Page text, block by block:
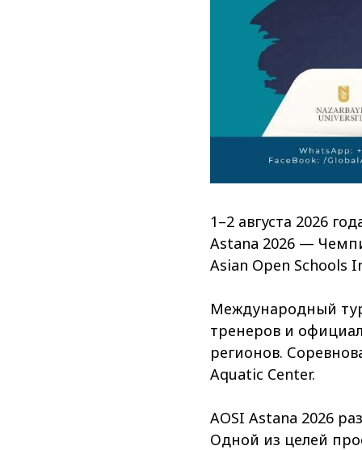
1–2 августа 2026
Astana 2026 —
Asian Open Schools
Международный
тренеров и
регионов.
Aquatic Center.
AOSI Astana 2026
Одной из целей